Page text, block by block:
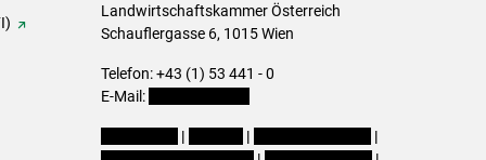
Landwirtschaftskammer Österreich
Schauflergasse 6, 1015 Wien
Telefon:+43 (1) 53 441 - 0
E-Mail:
| |
|